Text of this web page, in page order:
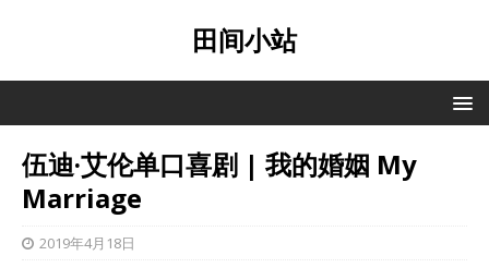
田间小站
伍迪·艾伦单口喜剧 | 我的婚姻 My
Marriage
2019年4月18日